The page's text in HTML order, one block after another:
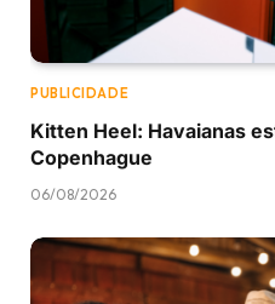
PUBLICIDADE
Kitten Heel: Havaianas
Copenhague
06/08/2026